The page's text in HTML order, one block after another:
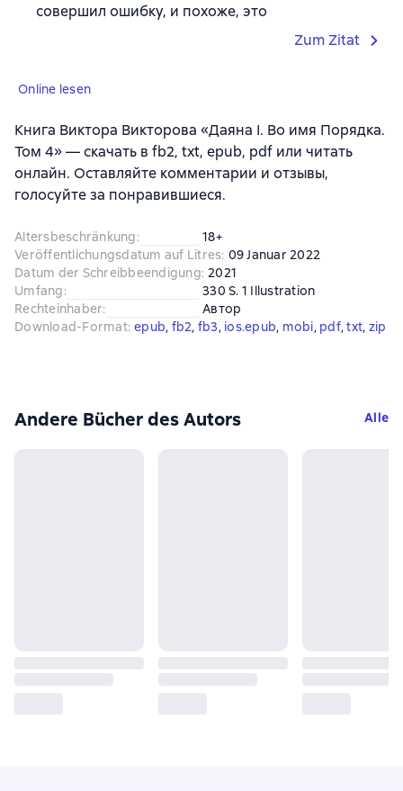
совершил ошибку, и похоже, это
Zum Zitat
Online lesen
Книга Виктора Викторова «Даяна I. Во имя Порядка.
Том 4» — скачать в fb2, txt, epub, pdf или читать
онлайн. Оставляйте комментарии и отзывы,
голосуйте за понравившиеся.
Altersbeschränkung:
18+
Veröffentlichungsdatum auf Litres: 09 Januar 2022
Datum der Schreibbeendigung: 2021
Umfang:
330 S. 1 Illustration
Rechteinhaber:
Автор
Download-Format: epub, fb2, fb3, ios.epub, mobi, pdf, txt, zip
Andere Bücher des Autors Alle